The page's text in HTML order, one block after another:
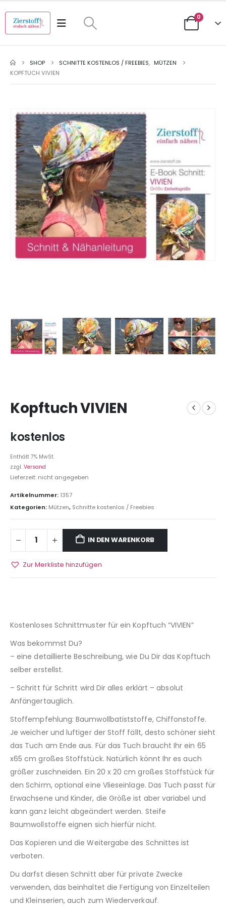
0
SHOP SCHNITTE KOSTENLOS / FREEBIES, MÜTZEN
KOPFTUCH VIVIEN
Kopftuch VIVIEN
kostenlos
Enthält 7% MwSt.
zzgl. Versand
Lieferzeit: nicht angegeben
Artikelnummer: 1357
Kategorien: Mützen, Schnitte kostenlos / Freebies
IN DEN WARENKORB
Zur Merkliste hinzufügen
Kostenloses Schnittmuster für ein Kopftuch “VIVIEN”
Was bekommst Du?
– eine detaillierte Beschreibung, wie Du Dir das Kopftuch
selber erstellst.
– Schritt für Schritt wird Dir alles erklärt – absolut
Anfängertauglich.
Stoffempfehlung: Baumwollbatiststoffe, Chiffonstoffe.
Je weicher und luftiger der Stoff fällt, desto schöner sieht
das Tuch am Ende aus. Für das Tuch braucht Ihr ein 65
x65 cm großes Stoffstück. Natürlich könnt Ihr es auch
größer zuschneiden. Ein 20 x 20 cm großes Stoffstück für
den Schirm, optional eine Vlieseinlage. Das Tuch passt für
Erwachsene und Kinder, die Größe ist aber variabel und
kann ganz leicht abgeändert werden. Steife
Baumwollstoffe eignen sich hierfür nicht.
Das Kopieren und die Weitergabe des Schnittes ist
verboten.
Du darfst diesen Schnitt aber für private Zwecke
verwenden, das beinhaltet die Fertigung von Einzelteilen
und Kleinserien, auch zum Wiederverkauf.